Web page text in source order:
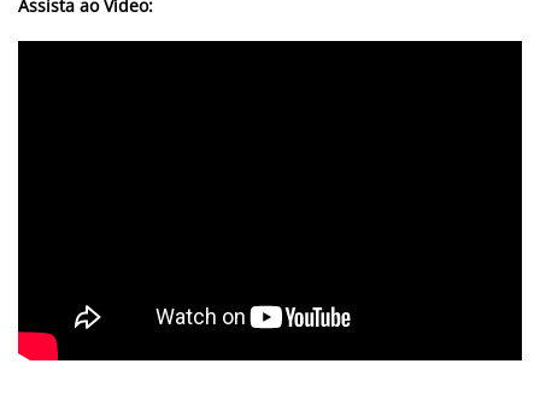
Assista ao Vídeo: